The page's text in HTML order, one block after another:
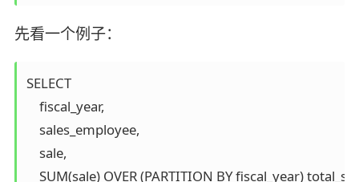
先看一个例子：
SELECT
    fiscal_year,
    sales_employee,
    sale,
SUM(sale) OVER (PARTITION BY fiscal_year)